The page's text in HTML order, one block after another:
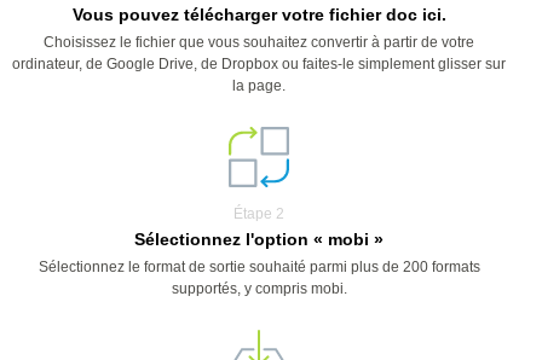
Vous pouvez télécharger votre fichier doc ici.
Choisissez le fichier que vous souhaitez convertir à partir de votre
ordinateur, de Google Drive, de Dropbox ou faites-le simplement glisser sur
la page.
Étape 2
Sélectionnez l'option « mobi »
Sélectionnez le format de sortie souhaité parmi plus de 200 formats
supportés, y compris mobi.